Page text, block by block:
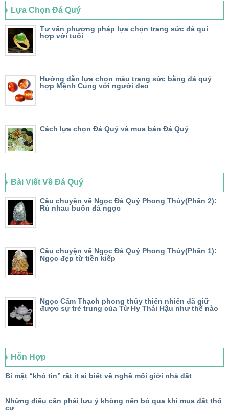
Lựa Chọn Đá Quý
Tư vấn phương pháp lựa chọn trang sức đá quí
hợp với tuổi
Hướng dẫn lựa chọn màu trang sức bằng đá quý
hợp Mệnh Cung với người đeo
Cách lựa chọn Đá Quý và mua bán Đá Quý
Bài Viết Về Đá Quý
Câu chuyện về Ngọc Đá Quý Phong Thủy(Phần 2):
Rủ nhau buôn đá ngọc
Câu chuyện về Ngọc Đá Quý Phong Thủy(Phần 1):
Ngọc đẹp từ tiền kiếp
Ngọc Cẩm Thạch phong thủy thiên nhiên đã giữ
được sự trẻ trung của Từ Hy Thái Hậu như thế nào
Hỗn Hợp
Bí mật “khó tin” rất ít ai biết về nghề môi giới nhà đất
Những điều cần phải lưu ý không nên bỏ qua khi mua đất thổ
cư